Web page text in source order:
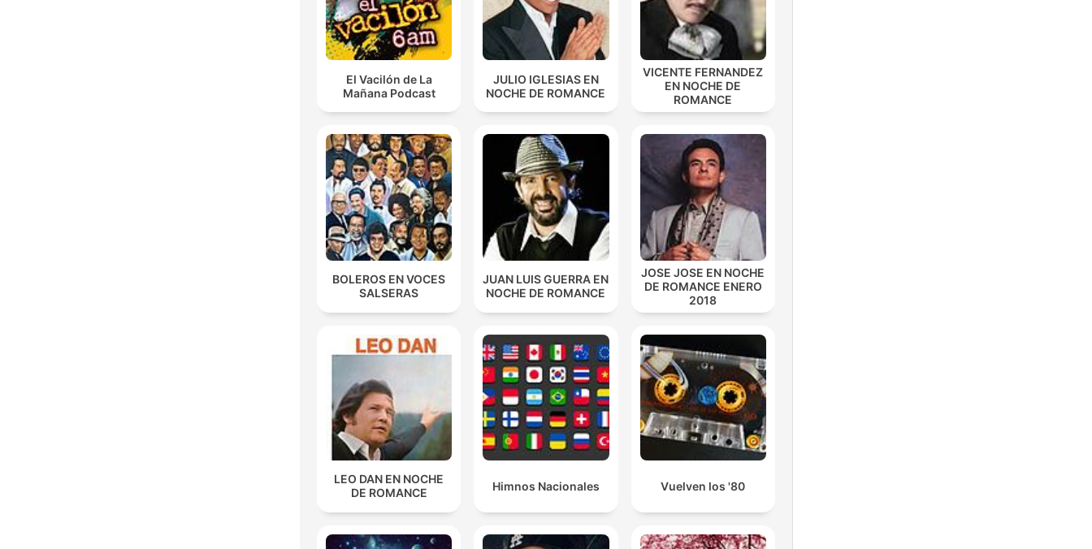
El Vacilón de La
Mañana Podcast
JULIO IGLESIAS EN
NOCHE DE ROMANCE
VICENTE FERNANDEZ
EN NOCHE DE
ROMANCE
BOLEROS EN VOCES
SALSERAS
JUAN LUIS GUERRA EN
NOCHE DE ROMANCE
JOSE JOSE EN NOCHE
DE ROMANCE ENERO
2018
LEO DAN EN NOCHE
DE ROMANCE
Himnos Nacionales Vuelven los '80